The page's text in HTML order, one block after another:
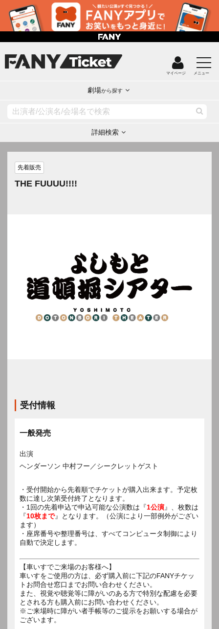
マイページ メニュー
劇場から探す
詳細検索
先着販売
THE FUUUU!!!!
受付情報
一般発売
出演
ヘンダーソン 中村フー／シークレットゲスト
・受付開始から先着順でチケットが購入出来ます。予定枚
数に達し次第受付終了となります。
・1回の先着申込で申込可能な公演数は『1公演』、枚数は
『10枚まで』となります。（公演により一部例外がござい
ます）
・座席番号や整理番号は、すべてコンピュータ制御により
自動で決定します。
【車いすでご来場のお客様へ】
車いすをご使用の方は、必ず購入前に下記のFANYチケッ
トお問合せ窓口までお問い合わせください。
また、視覚や聴覚等に障がいのある方で特別な配慮を必要
とされる方も購入前にお問い合わせください。
※ご来場時に障がい者手帳等のご提示をお願いする場合が
ございます。